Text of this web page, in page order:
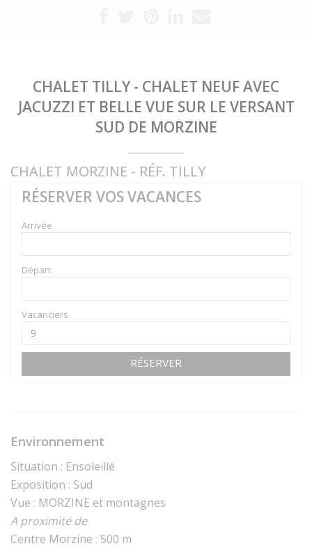
CHALET TILLY - CHALET NEUF AVEC
JACUZZI ET BELLE VUE SUR LE VERSANT
SUD DE MORZINE
CHALET MORZINE - RÉF. TILLY
RÉSERVER VOS VACANCES
Arrivée
Départ
Vacanciers
RÉSERVER
Environnement
Situation : Ensoleillé
Exposition : Sud
Vue : MORZINE et montagnes
A proximité de
Centre Morzine : 500 m